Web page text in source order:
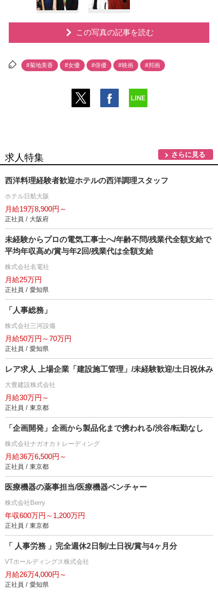
この写真の記事を読む
#菊地美香 #女優 #俳優 #映画 #邦画
求人特集 さらに見る
西洋料理経験者歓迎ホテルの西洋調理スタッフ
ホテル日航大阪
月給19万8,900円～
正社員 / 大阪府
未経験からプロの電気工事士へ/年齢不問/残業代全額支給で
平均年収高め/賞与年2回/残業代は全額支給
株式会社名電社
月給25万円
正社員 / 愛知県
「人事総務」
株式会社三河設備
月給50万円～70万円
正社員 / 愛知県
レア求人 上場企業「建設施工管理」/未経験歓迎/土日祝休み
大豊建設株式会社
月給30万円～
正社員 / 東京都
「企画開発」企画から製品化まで携われる/渋谷/転勤なし
株式会社ナガオカトレーディング
月給36万6,500円～
正社員 / 東京都
医療機器の薬事担当/医療機器ベンチャー
株式会社Berry
年収600万円～1,200万円
正社員 / 東京都
「 人事労務 」完全週休2日制/土日祝/賞与4ヶ月分
VTホールディングス株式会社
月給26万4,000円～
正社員 / 愛知県